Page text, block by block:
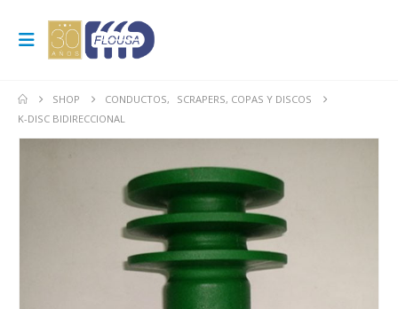
SHOP CONDUCTOS,
SCRAPERS, COPAS Y DISCOS
K-DISC BIDIRECCIONAL